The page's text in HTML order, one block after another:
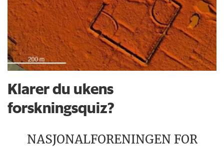
Klarer du ukens
forskningsquiz?
NASJONALFORENINGEN FOR